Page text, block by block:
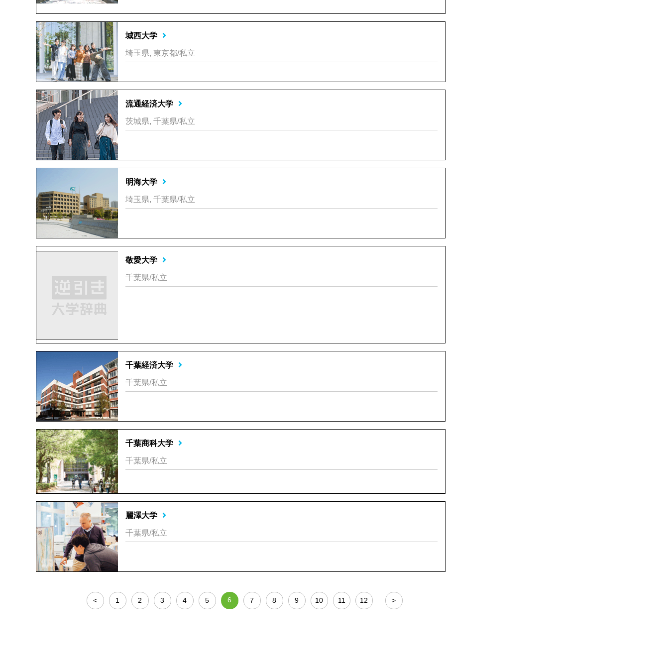
城西大学
埼玉県, 東京都/私立
流通経済大学
茨城県, 千葉県/私立
明海大学
埼玉県, 千葉県/私立
敬愛大学
千葉県/私立
千葉経済大学
千葉県/私立
千葉商科大学
千葉県/私立
麗澤大学
千葉県/私立
< 1 2 3 4 5 6 7 8 9 10 11 12 >